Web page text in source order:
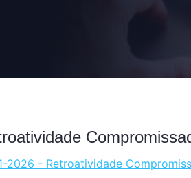
2026 - Retroatividade